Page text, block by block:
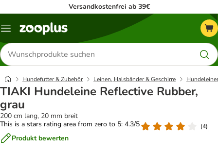
Versandkostenfrei ab 39€
Menü
Produkte
suchen
Hundefutter & Zubehör Leinen, Halsbänder & Geschirre
TIAKI Hundeleine Reflective Rubber,
grau
200 cm lang, 20 mm breit
This is a stars rating area from zero to 5: 4.3/5
(4)
Produkt bewerten